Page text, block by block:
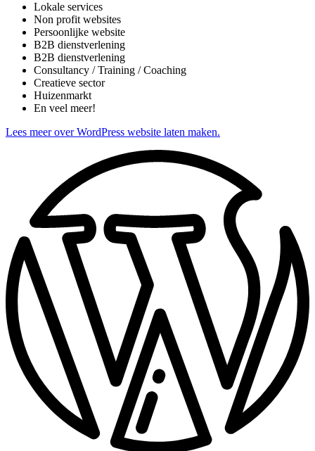
Lokale services
Non profit websites
Persoonlijke website
B2B dienstverlening
B2B dienstverlening
Consultancy / Training / Coaching
Creatieve sector
Huizenmarkt
En veel meer!
Lees meer over WordPress website laten maken.